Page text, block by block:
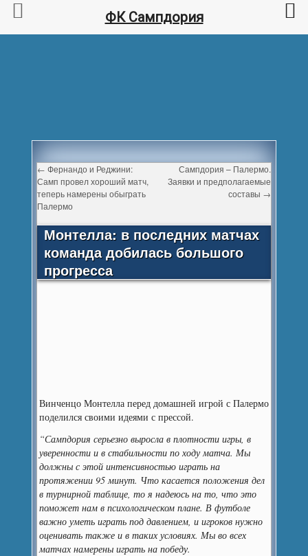
← Фернандо и Реджини:
Самп провел хороший матч,
теперь намерены обыграть
Палермо
Сампдория – Палермо.
Заявки и предполагаемые
составы →
Монтелла: в последних матчах
команда добилась большого
прогресса
Винченцо Монтелла перед домашней игрой с Палермо
поделился своими идеями с прессой.
“Сампдория серьезно выросла в плотности игры, в
уверенности и в стабильности по ходу матча. Мы
должны с этой интенсивностью играть на
протяжении 95 минут. Что касается положения дел
в турнирной таблице, то я надеюсь на то, что это
поможет нам в психологическом плане. В футболе
важно уметь играть под давлением, и игроков нужно
оценивать также и в таких условиях. Мы во всех
матчах намерены играть на победу.
ФК Сампдория